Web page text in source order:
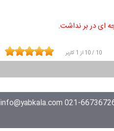
ای در بر نداشت.
10 / 10 از 1 کاربر